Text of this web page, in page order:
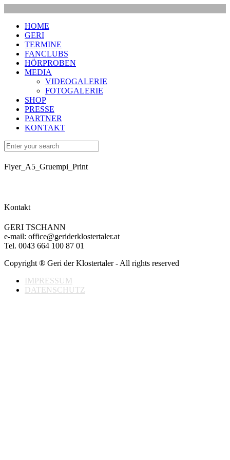
HOME
GERI
TERMINE
FANCLUBS
HÖRPROBEN
MEDIA
VIDEOGALERIE
FOTOGALERIE
SHOP
PRESSE
PARTNER
KONTAKT
Flyer_A5_Gruempi_Print
Kontakt
GERI TSCHANN
e-mail: office@geriderklostertaler.at
Tel. 0043 664 100 87 01
Copyright ® Geri der Klostertaler - All rights reserved
IMPRESSUM
DATENSCHUTZ